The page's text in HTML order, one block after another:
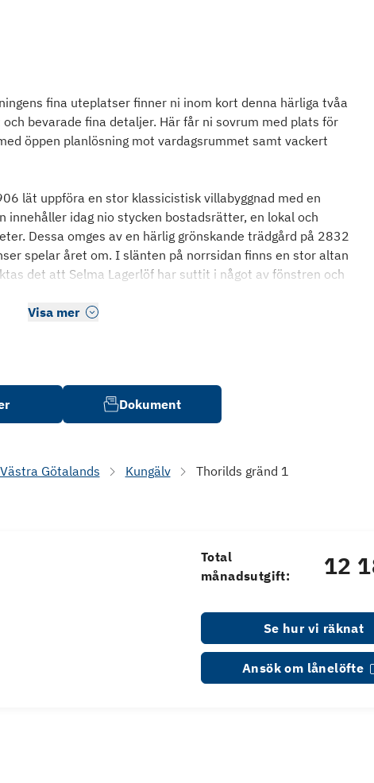
fina uteplatser finner ni inom kort denna härliga tvåa
bevarade fina detaljer. Här får ni sovrum med plats för
öppen planlösning mot vardagsrummet samt vackert
lät uppföra en stor klassicistisk villabyggnad med en
innehåller idag nio stycken bostadsrätter, en lokal och
Dessa omges av en härlig grönskande trädgård på 2832
spelar året om. I slänten på norrsidan finns en stor altan
det att Selma Lagerlöf har suttit i något av fönstren och
Visa mer
Dokument
Västra Götalands Kungälv Thorilds gränd 1
Total
månadsutgift:
12
Se hur vi räknat
Ansök om lånelöfte